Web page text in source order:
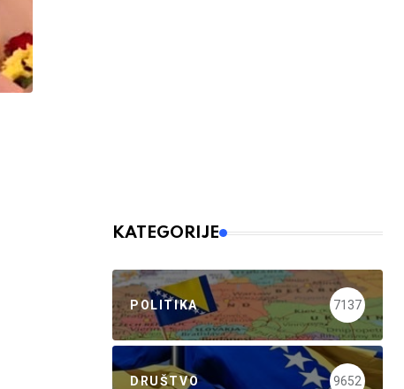
KATEGORIJE
POLITIKA 7137
DRUŠTVO 9652